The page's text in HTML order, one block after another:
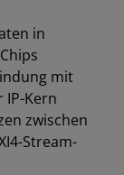
in
mit
IP-Kern
zwischen
Stream-